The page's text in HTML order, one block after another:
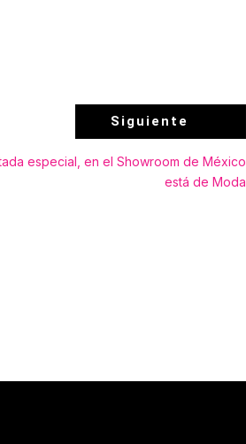
Siguiente
especial, en el Showroom de México
está de Moda